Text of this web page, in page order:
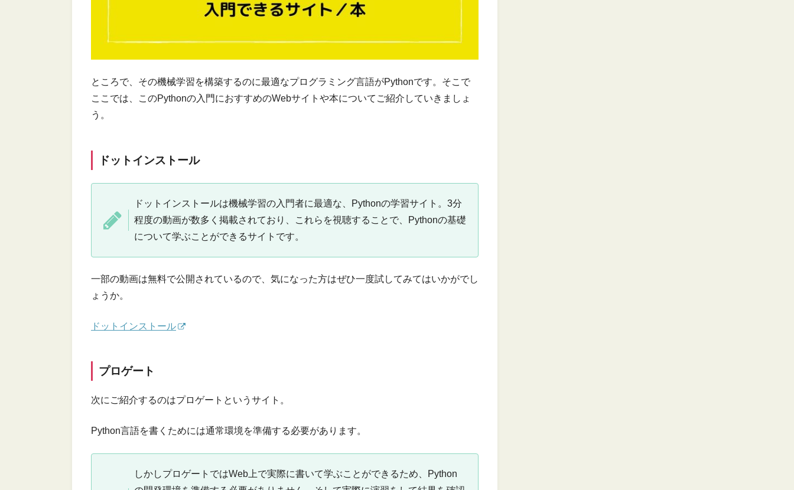
ところで、その機械学習を構築するのに最適なプログラミング言語がPythonです。そこで
ここでは、このPythonの入門におすすめのWebサイトや本についてご紹介していきましょ
う。
ドットインストール
ドットインストールは機械学習の入門者に最適な、Pythonの学習サイト。3分
程度の動画が数多く掲載されており、これらを視聴することで、Pythonの基礎
について学ぶことができるサイトです。
一部の動画は無料で公開されているので、気になった方はぜひ一度試してみてはいかがでし
ょうか。
ドットインストール
プロゲート
次にご紹介するのはプロゲートというサイト。
Python言語を書くためには通常環境を準備する必要があります。
しかしプロゲートではWeb上で実際に書いて学ぶことができるため、Python